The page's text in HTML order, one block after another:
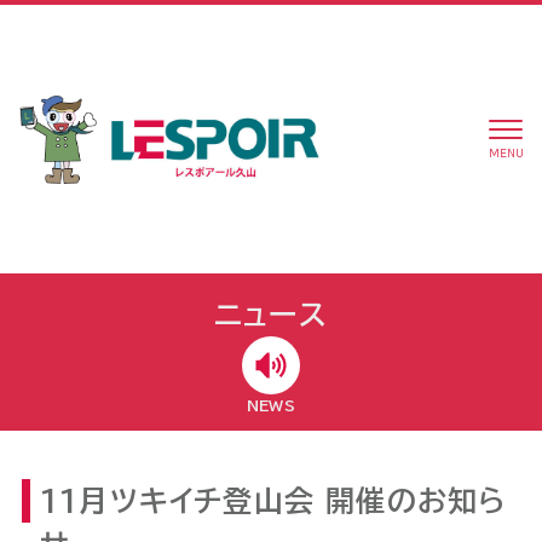
MENU
ニュース
NEWS
11月ツキイチ登山会 開催のお知ら